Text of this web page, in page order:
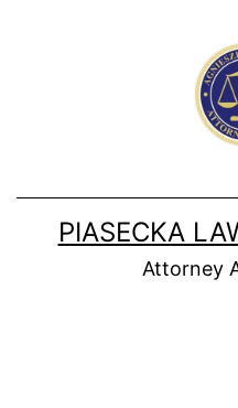
PIASECKA
Attorney